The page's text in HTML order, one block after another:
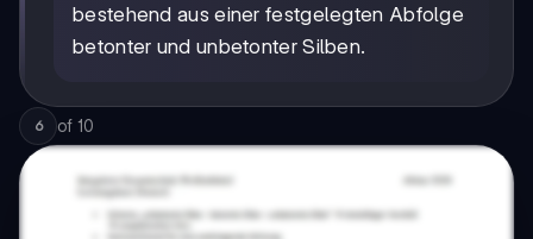
bestehend aus einer festgelegten Abfolge
betonter und unbetonter Silben.
6 of 10